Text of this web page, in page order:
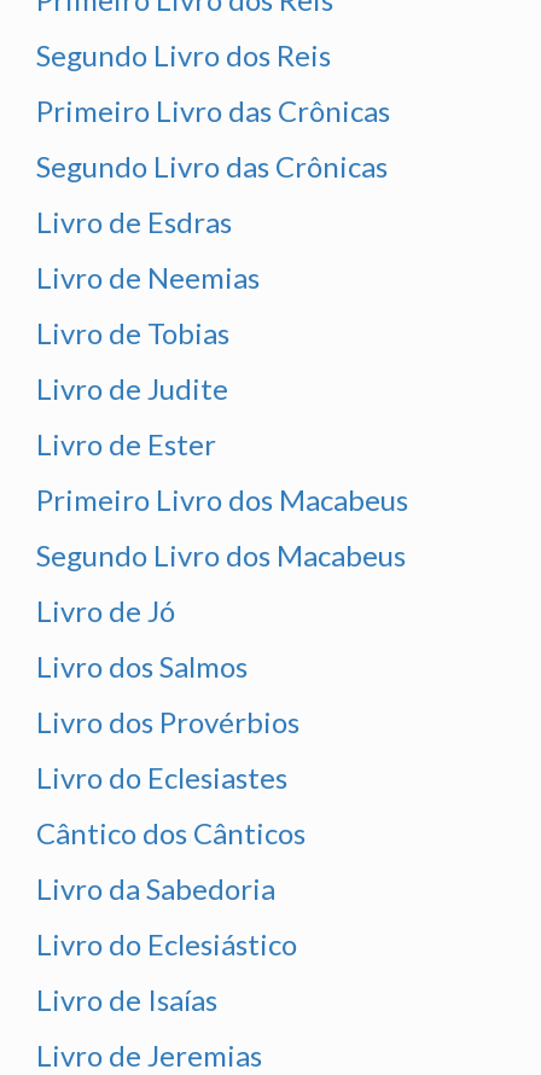
Segundo Livro dos Reis
Primeiro Livro das Crônicas
Segundo Livro das Crônicas
Livro de Esdras
Livro de Neemias
Livro de Tobias
Livro de Judite
Livro de Ester
Primeiro Livro dos Macabeus
Segundo Livro dos Macabeus
Livro de Jó
Livro dos Salmos
Livro dos Provérbios
Livro do Eclesiastes
Cântico dos Cânticos
Livro da Sabedoria
Livro do Eclesiástico
Livro de Isaías
Livro de Jeremias